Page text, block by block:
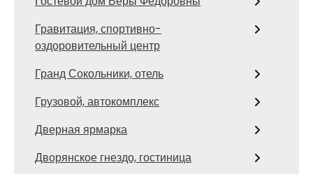
Гравитация, спортивно-
оздоровительный центр
Гранд Сокольники, отель
Грузовой, автокомплекс
Дверная ярмарка
Дворянское гнездо, гостиница